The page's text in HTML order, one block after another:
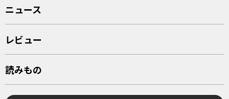
ニュース
レビュー
読みもの